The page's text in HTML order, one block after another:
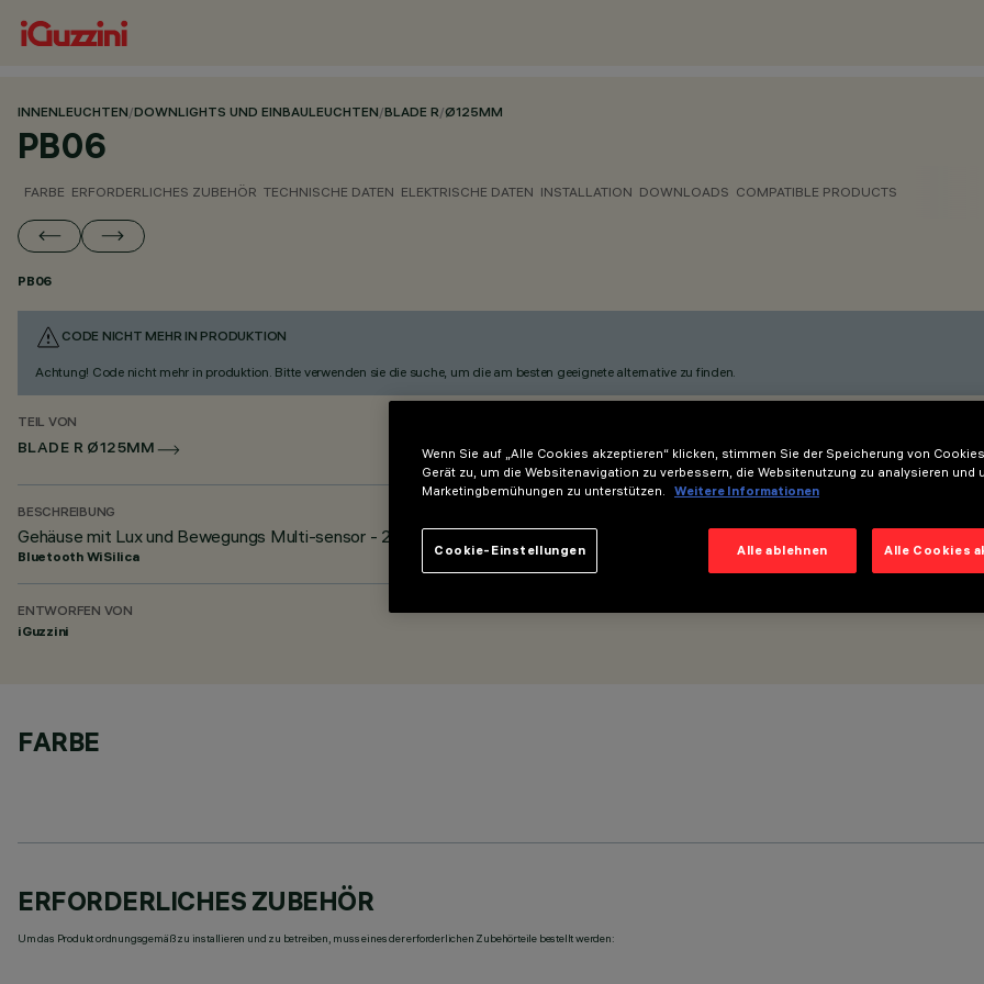
INNENLEUCHTEN/DOWNLIGHTS UND EINBAULEUCHTEN/BLADE R/Ø125MM
PB06
FARBE ERFORDERLICHES ZUBEHÖR TECHNISCHE DATEN ELEKTRISCHE DATEN INSTALLATION DOWNLOADS COMPATIBLE PRODUCTS
PB06
CODE NICHT MEHR IN PRODUKTION
Achtung! Code nicht mehr in produktion. Bitte verwenden sie die suche, um die am besten geeignete alternative zu finden.
TEIL VON
BLADE R Ø125MM
BESCHREIBUNG
Gehäuse mit Lux und Bewegungs Multi-sensor - 2.4 GHz BLE 4.2 - 12/24 Vdc 0.36 W - Für Blade R Ø 125 mm.
Bluetooth WiSilica
ENTWORFEN VON
iGuzzini
FARBE
ERFORDERLICHES ZUBEHÖR
Um das Produkt ordnungsgemäß zu installieren und zu betreiben, muss eines der erforderlichen Zubehörteile bestellt werden:
Wenn Sie auf „Alle Cookies akzeptieren“ klicken, stimmen Sie der Speicherung von
Gerät zu, um die Websitenavigation zu verbessern, die Websitenutzung zu analysieren und
Marketingbemühungen zu unterstützen.
Weitere Informationen
Alle ablehnen Alle Cookies
Cookie-Einstellungen